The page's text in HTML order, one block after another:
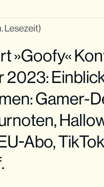
Lesezeit)
»Goofy«
2023:
Gamer-
Abo,